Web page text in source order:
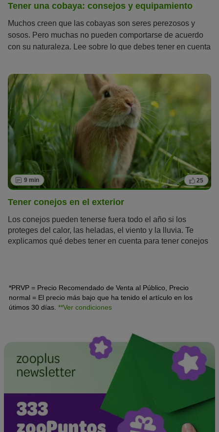
Tener una cobaya: consejos y equipamiento
Muchos creen que las cobayas son seres perezosos y
sosos. Pero muchas no pueden comportarse de acuerdo
con su naturaleza. Lee sobre lo que debes tener en cuenta
9 min 25
Tener conejos en el exterior
Los conejos pueden tenerse fuera todo el año si los
proteges del calor, las heladas, el viento y la lluvia. Te
explicamos qué debes tener en cuenta para tener conejos
*PRVP = Precio Recomendado de Venta al Público, Precio
normal = El precio más bajo que ha tenido el artículo en los
útimos 30 días. **Ver condiciones